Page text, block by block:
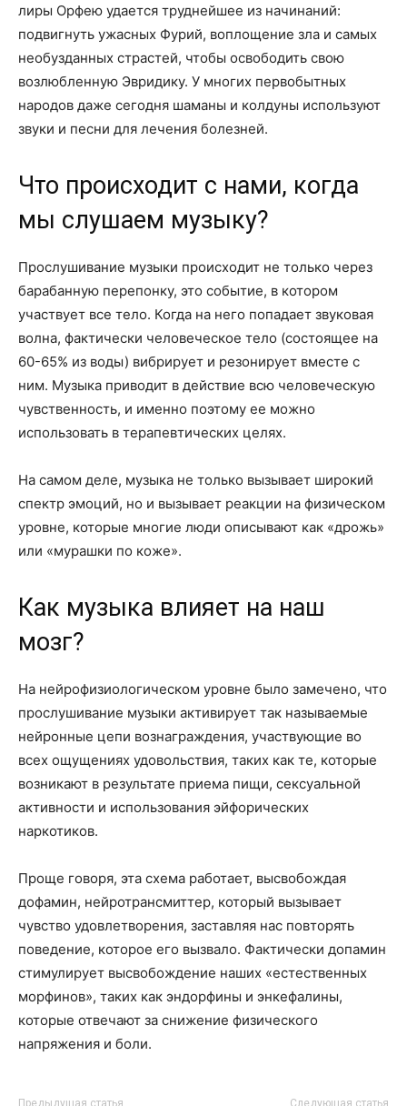
лиры Орфею удается труднейшее из начинаний:
подвигнуть ужасных Фурий, воплощение зла и самых
необузданных страстей, чтобы освободить свою
возлюбленную Эвридику. У многих первобытных
народов даже сегодня шаманы и колдуны используют
звуки и песни для лечения болезней.
Что происходит с нами, когда
мы слушаем музыку?
Прослушивание музыки происходит не только через
барабанную перепонку, это событие, в котором
участвует все тело. Когда на него попадает звуковая
волна, фактически человеческое тело (состоящее на
60-65% из воды) вибрирует и резонирует вместе с
ним. Музыка приводит в действие всю человеческую
чувственность, и именно поэтому ее можно
использовать в терапевтических целях.
На самом деле, музыка не только вызывает широкий
спектр эмоций, но и вызывает реакции на физическом
уровне, которые многие люди описывают как «дрожь»
или «мурашки по коже».
Как музыка влияет на наш
мозг?
На нейрофизиологическом уровне было замечено, что
прослушивание музыки активирует так называемые
нейронные цепи вознаграждения, участвующие во
всех ощущениях удовольствия, таких как те, которые
возникают в результате приема пищи, сексуальной
активности и использования эйфорических
наркотиков.
Проще говоря, эта схема работает, высвобождая
дофамин, нейротрансмиттер, который вызывает
чувство удовлетворения, заставляя нас повторять
поведение, которое его вызвало. Фактически допамин
стимулирует высвобождение наших «естественных
морфинов», таких как эндорфины и энкефалины,
которые отвечают за снижение физического
напряжения и боли.
Предыдущая статья Следующая статья